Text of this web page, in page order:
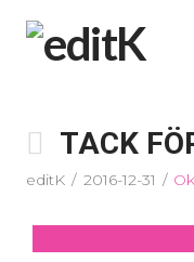
TACK
editK 2016-12-31